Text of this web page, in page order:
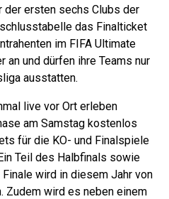
ersten sechs Clubs der
das Finalticket
im FIFA Ultimate
an und dürfen ihre Teams nur
ausstatten.
live vor Ort erleben
am Samstag kostenlos
für die KO- und Finalspiele
Teil des Halbfinals sowie
wird in diesem Jahr von
Zudem wird es neben einem